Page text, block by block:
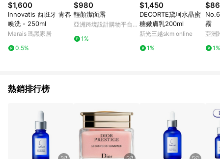
$1,600
Innovatis 西班牙 青春
喚洗 - 250ml
Marais 瑪黑家居
0.5%
$980
輕顏潔面露
亞洲跨境設計購物平台
1%
$1,450
DECORTE黛珂水晶蜜
糖嫩膚乳200ml
新光三越skm online
1%
霧
亞洲
1%
熱銷排行榜